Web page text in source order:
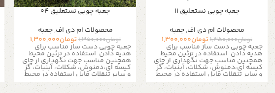
جعبه چوبی نستعلیق 11
محصولات ام دی اف,جعبه
تومان1,350,000تومان1,300,000
جعبه چوبی دست ساز مناسب برای
هدیه دادن استفاده در تزئین محیط
همچنین مناسب جهت نگهداری از چای
کیسه ای،دمنوش، شکلات، آبنبات، گز
و سایر تنقلات قابل استفاده در محیط
منزل، ادارات ، کافی شاپ ها و مناسب
برای نظم دادن به زیور آلات و لوازم ریز
جعبه چوبی نستعلیق 04
محصولات ام دی اف,جعبه
تومان1,350,000تومان1,300,000
جعبه چوبی دست ساز مناسب برای
هدیه دادن استفاده در تزئین محیط
همچنین مناسب جهت نگهداری از چای
کیسه ای،دمنوش، شکلات، آبنبات، گز
و سایر تنقلاتقابل استفاده در محیط
منزل، ادارات ، کافی شاپ ها و مناسب
برای نظم دادن به زیور آلات و لوازم ریز